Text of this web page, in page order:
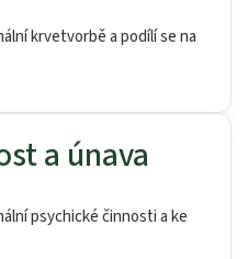
krvetvorbě a podílí se na
a únava
psychické činnosti a ke